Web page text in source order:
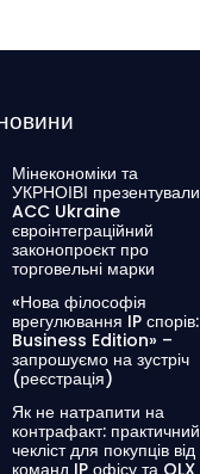
Мінекономіки та
УКРНОІВІ презентували
ACC Ukraine
євроінтеграційний
законопроєкт про
торговельні марки
«Нова філософія
врегулювання IP спорів:
Business Edition» –
запрошуємо на зустріч
(реєстрація)
Як не натрапити на
контрафакт: практичний
чекліст для покупців від